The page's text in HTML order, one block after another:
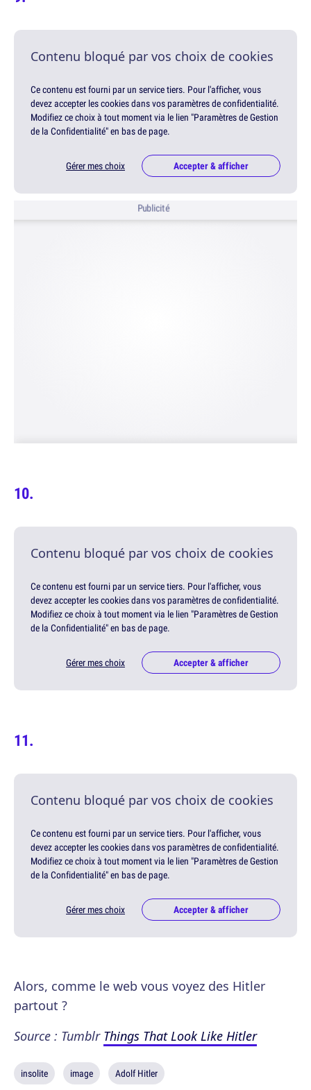
Contenu bloqué par vos choix de cookies
Ce contenu est fourni par un service tiers. Pour l'afficher, vous
devez accepter les cookies dans vos paramètres de confidentialité.
Modifiez ce choix à tout moment via le lien "Paramètres de Gestion
de la Confidentialité" en bas de page.
Gérer mes choix Accepter & afficher
Publicité
Contenu bloqué par vos choix de cookies
Ce contenu est fourni par un service tiers. Pour l'afficher, vous
devez accepter les cookies dans vos paramètres de confidentialité.
Modifiez ce choix à tout moment via le lien "Paramètres de Gestion
de la Confidentialité" en bas de page.
Gérer mes choix Accepter & afficher
Contenu bloqué par vos choix de cookies
Ce contenu est fourni par un service tiers. Pour l'afficher, vous
devez accepter les cookies dans vos paramètres de confidentialité.
Modifiez ce choix à tout moment via le lien "Paramètres de Gestion
de la Confidentialité" en bas de page.
Gérer mes choix Accepter & afficher
Alors, comme le web vous voyez des Hitler
partout ?
Source : Tumblr Things That Look Like Hitler
insolite image Adolf Hitler